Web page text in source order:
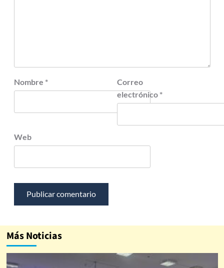
Nombre *
Correo
electrónico *
Web
Más Noticias